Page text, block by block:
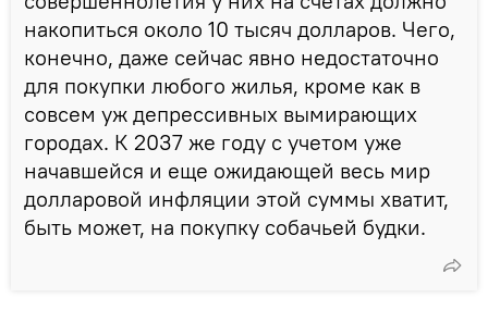
накопиться около 10 тысяч долларов. Чего,
конечно, даже сейчас явно недостаточно
для покупки любого жилья, кроме как в
совсем уж депрессивных вымирающих
городах. К 2037 же году с учетом уже
начавшейся и еще ожидающей весь мир
долларовой инфляции этой суммы хватит,
быть может, на покупку собачьей будки.